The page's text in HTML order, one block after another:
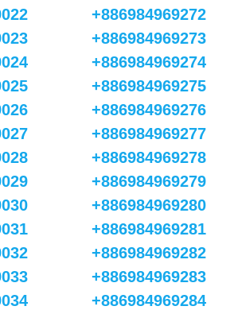
+886984969272
+886984969273
+886984969274
+886984969275
+886984969276
+886984969277
+886984969278
+886984969279
+886984969280
+886984969281
+886984969282
+886984969283
+886984969284